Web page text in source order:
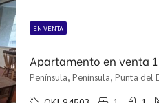
EN VENTA
Península, Península, Punta del